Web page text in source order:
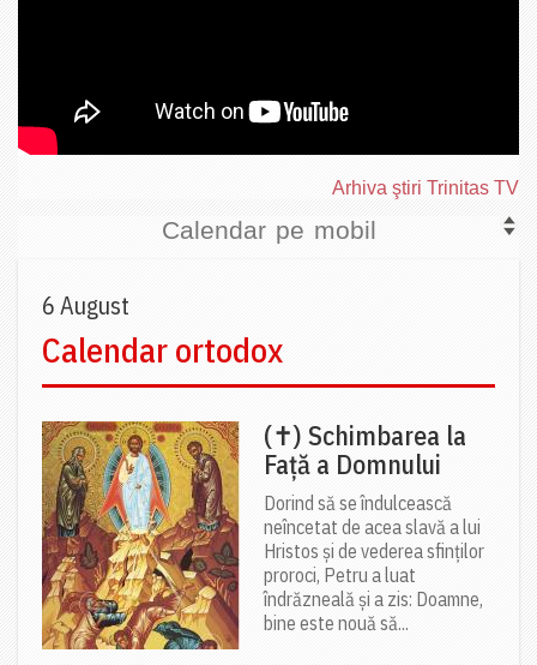
Arhiva ştiri Trinitas TV
Calendar pe mobil
6 August
Calendar ortodox
(✝) Schimbarea la
Față a Domnului
Dorind să se îndulcească
neîncetat de acea slavă a lui
Hristos și de vederea sfinților
proroci, Petru a luat
îndrăzneală și a zis: Doamne,
bine este nouă să...